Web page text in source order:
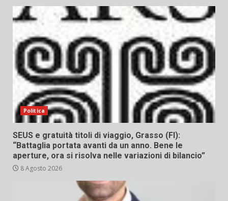
Politica
SEUS e gratuità titoli di viaggio, Grasso (FI):
“Battaglia portata avanti da un anno. Bene le
aperture, ora si risolva nelle variazioni di bilancio”
8 Agosto 2026